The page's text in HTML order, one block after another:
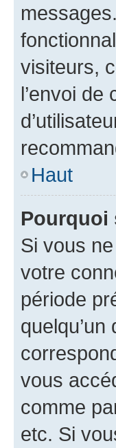
visiteurs,
l’envoi
Haut
Pourquoi
Si vous
votre
période
vous
comme
etc. Si